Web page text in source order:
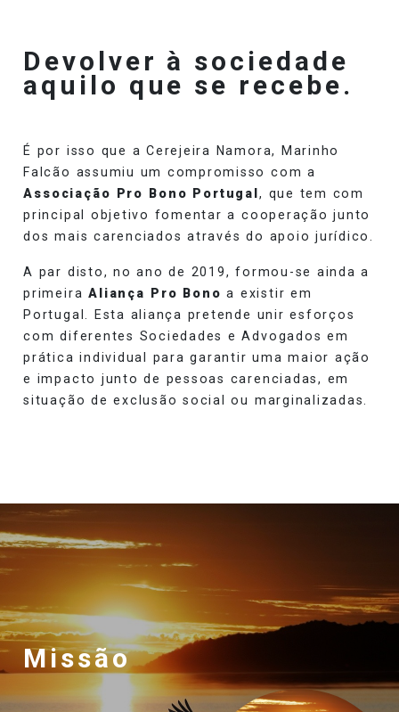
Devolver à sociedade
aquilo que se recebe.
É por isso que a Cerejeira Namora, Marinho
Falcão assumiu um compromisso com a
Associação Pro Bono Portugal, que tem com
principal objetivo fomentar a cooperação junto
dos mais carenciados através do apoio jurídico.
A par disto, no ano de 2019, formou-se ainda a
primeiraAliança Pro Bono a existir em
Portugal. Esta aliança pretende unir esforços
com diferentes Sociedades e Advogados em
prática individual para garantir uma maior ação
e impacto junto de pessoas carenciadas, em
situação de exclusão social ou marginalizadas.
Missão